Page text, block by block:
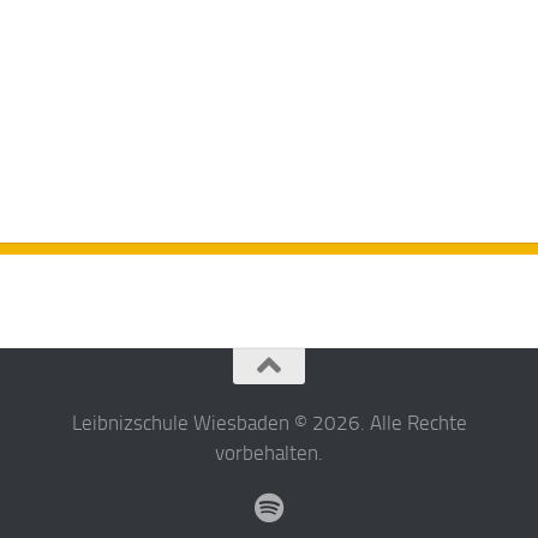
Leibnizschule Wiesbaden © 2026. Alle Rechte
vorbehalten.